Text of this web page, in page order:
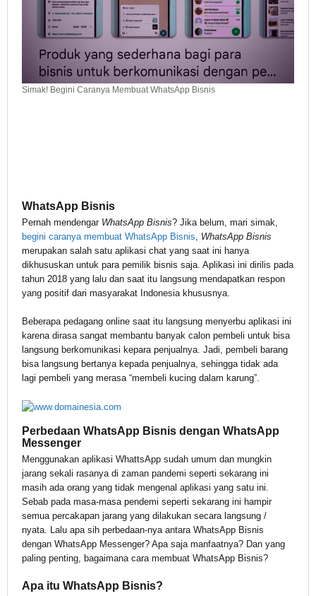
Simak! Begini Caranya Membuat WhatsApp Bisnis
WhatsApp Bisnis
Pernah mendengar WhatsApp Bisnis? Jika belum, mari simak,
begini caranya membuat WhatsApp Bisnis, WhatsApp Bisnis
merupakan salah satu aplikasi chat yang saat ini hanya
dikhususkan untuk para pemilik bisnis saja. Aplikasi ini dirilis pada
tahun 2018 yang lalu dan saat itu langsung mendapatkan respon
yang positif dari masyarakat Indonesia khususnya.
Beberapa pedagang online saat itu langsung menyerbu aplikasi ini
karena dirasa sangat membantu banyak calon pembeli untuk bisa
langsung berkomunikasi kepara penjualnya. Jadi, pembeli barang
bisa langsung bertanya kepada penjualnya, sehingga tidak ada
lagi pembeli yang merasa “membeli kucing dalam karung”.
Perbedaan WhatsApp Bisnis dengan WhatsApp
Messenger
Menggunakan aplikasi WhattsApp sudah umum dan mungkin
jarang sekali rasanya di zaman pandemi seperti sekarang ini
masih ada orang yang tidak mengenal aplikasi yang satu ini.
Sebab pada masa-masa pendemi seperti sekarang ini hampir
semua percakapan jarang yang dilakukan secara langsung /
nyata. Lalu apa sih perbedaan-nya antara WhatsApp Bisnis
dengan WhatsApp Messenger? Apa saja manfaatnya? Dan yang
paling penting, bagaimana cara membuat WhatsApp Bisnis?
Apa itu WhatsApp Bisnis?